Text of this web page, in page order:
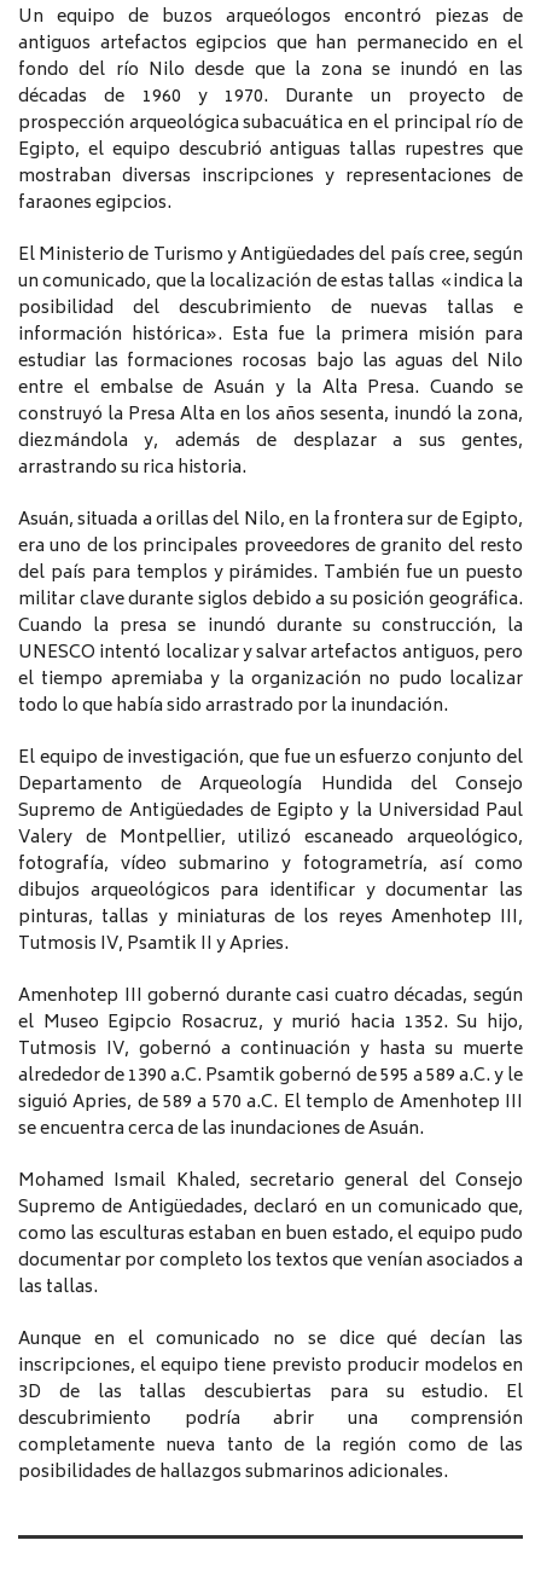
Un equipo de buzos arqueólogos encontró piezas de
antiguos artefactos egipcios que han permanecido en el
fondo del río Nilo desde que la zona se inundó en las
décadas de 1960 y 1970. Durante un proyecto de
prospección arqueológica subacuática en el principal río de
Egipto, el equipo descubrió antiguas tallas rupestres que
mostraban diversas inscripciones y representaciones de
faraones egipcios.
El Ministerio de Turismo y Antigüedades del país cree, según
un comunicado, que la localización de estas tallas «indica la
posibilidad del descubrimiento de nuevas tallas e
información histórica». Esta fue la primera misión para
estudiar las formaciones rocosas bajo las aguas del Nilo
entre el embalse de Asuán y la Alta Presa. Cuando se
construyó la Presa Alta en los años sesenta, inundó la zona,
diezmándola y, además de desplazar a sus gentes,
arrastrando su rica historia.
Asuán, situada a orillas del Nilo, en la frontera sur de Egipto,
era uno de los principales proveedores de granito del resto
del país para templos y pirámides. También fue un puesto
militar clave durante siglos debido a su posición geográfica.
Cuando la presa se inundó durante su construcción, la
UNESCO intentó localizar y salvar artefactos antiguos, pero
el tiempo apremiaba y la organización no pudo localizar
todo lo que había sido arrastrado por la inundación.
El equipo de investigación, que fue un esfuerzo conjunto del
Departamento de Arqueología Hundida del Consejo
Supremo de Antigüedades de Egipto y la Universidad Paul
Valery de Montpellier, utilizó escaneado arqueológico,
fotografía, vídeo submarino y fotogrametría, así como
dibujos arqueológicos para identificar y documentar las
pinturas, tallas y miniaturas de los reyes Amenhotep III,
Tutmosis IV, Psamtik II y Apries.
Amenhotep III gobernó durante casi cuatro décadas, según
el Museo Egipcio Rosacruz, y murió hacia 1352. Su hijo,
Tutmosis IV, gobernó a continuación y hasta su muerte
alrededor de 1390 a.C. Psamtik gobernó de 595 a 589 a.C. y le
siguió Apries, de 589 a 570 a.C. El templo de Amenhotep III
se encuentra cerca de las inundaciones de Asuán.
Mohamed Ismail Khaled, secretario general del Consejo
Supremo de Antigüedades, declaró en un comunicado que,
como las esculturas estaban en buen estado, el equipo pudo
documentar por completo los textos que venían asociados a
las tallas.
Aunque en el comunicado no se dice qué decían las
inscripciones, el equipo tiene previsto producir modelos en
3D de las tallas descubiertas para su estudio. El
descubrimiento podría abrir una comprensión
completamente nueva tanto de la región como de las
posibilidades de hallazgos submarinos adicionales.